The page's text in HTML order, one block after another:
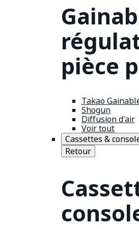
pièce
Takao
Shogun
Diffusion d'air
Voir tout
Cassettes &
Retour